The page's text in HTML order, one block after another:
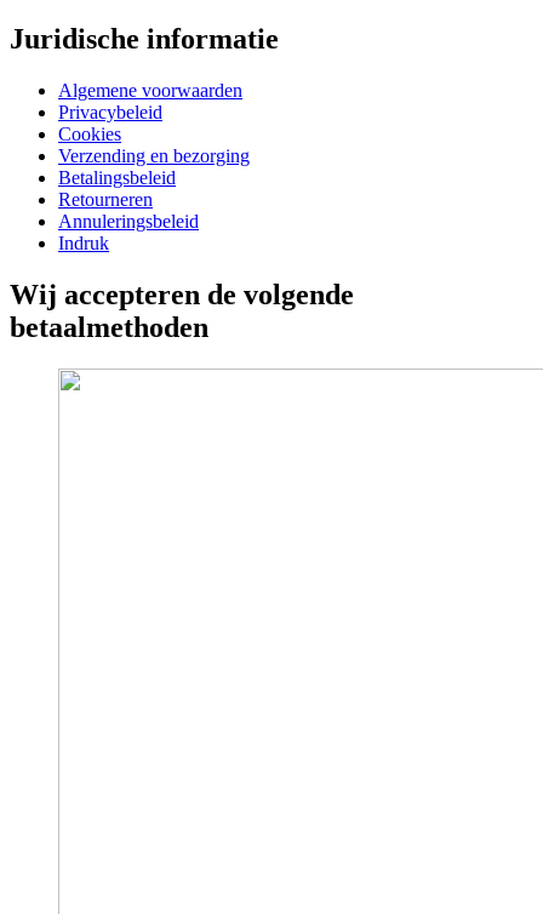
Juridische informatie
Algemene voorwaarden
Privacybeleid
Cookies
Verzending en bezorging
Betalingsbeleid
Retourneren
Annuleringsbeleid
Indruk
Wij accepteren de volgende
betaalmethoden